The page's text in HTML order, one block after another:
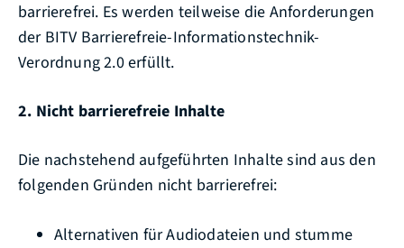
barrierefrei. Es werden teilweise die Anforderungen
der BITV Barrierefreie-Informationstechnik-
Verordnung 2.0 erfüllt.
2. Nicht barrierefreie Inhalte
Die nachstehend aufgeführten Inhalte sind aus den
folgenden Gründen nicht barrierefrei:
Alternativen für Audiodateien und stumme